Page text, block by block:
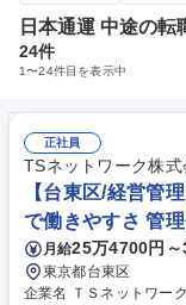
日本通運 中途の転
24件
1〜24件目を表示中
正社員
TSネットワーク株式
【台東区/経営管
で働きやすさ 管
月給25万4700円
東京都台東区
企業名 ＴＳネットワーク株式会社 求人名 【台東区/